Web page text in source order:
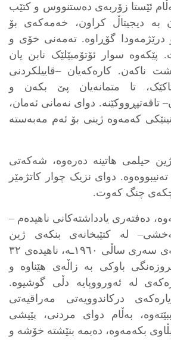
ئێستا زۆربەی دەستنووس و کتێب
بە دیجیتاڵ کراون، خەمەکەی بۆ
درێژمەودا گۆڕاوە. تەمەنی خۆی و
سوار ئۆتۆمبێلێک نابن یان
ناکەن. کارەکەیان –قاییلکردنی
تا متمانەیان پێ بکەن و
تاقەتپڕووکێنە. دوای نەمانی ئەمان،
کەمەوە ژینی بۆ ئەم مەبەستە
حیلمی هاتینە دەرەوە، شەکەتی
دوای نزیک چوار کاتژمێر
چنگ کەوت.
دەفتەری یادداشتەکانی ناهیدەم –
لە کتێبخانەی بنکەی ژین
کردەوە. دەستپێکەکەی سەری ساڵی ١٩٦٠ـە، ناهیدەی ٣٢
باوکی بە زاڵەی هێناوە و
لە ئەورووپایە دڵی گوشیوە.
درکاندوویەتی مەراقیەتی
بەڵام دوای مردنی، پێیشی
بکەمەوە، دەبمە بنێشتە خۆشە و